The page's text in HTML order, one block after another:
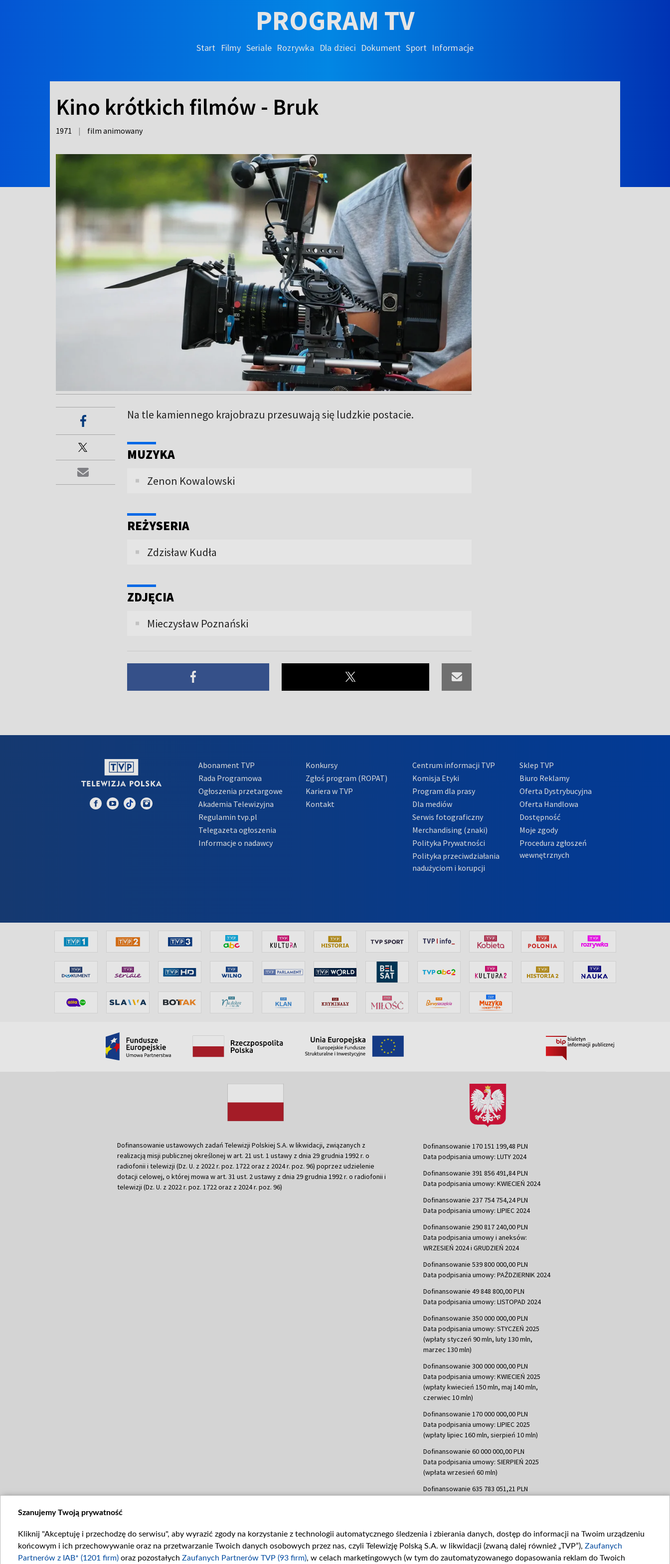
PROGRAM TV
Start Filmy Seriale Rozrywka Dla dzieci Dokument Sport Informacje
Kino krótkich filmów - Bruk
1971 | film animowany
Na tle kamiennego krajobrazu przesuwają się ludzkie postacie.
MUZYKA
Zenon Kowalowski
REŻYSERIA
Zdzisław Kudła
ZDJĘCIA
Mieczysław Poznański
Abonament TVP
Rada Programowa
Ogłoszenia przetargowe
Akademia Telewizyjna
Regulamin tvp.pl
Telegazeta ogłoszenia
Informacje o nadawcy
Konkursy
Zgłoś program (ROPAT)
Kariera w TVP
Kontakt
Centrum informacji TVP
Komisja Etyki
Program dla prasy
Dla mediów
Serwis fotograficzny
Merchandising (znaki)
Polityka Prywatności
Polityka przeciwdziałania
nadużyciom i korupcji
Sklep TVP
Biuro Reklamy
Oferta Dystrybucyjna
Oferta Handlowa
Dostępność
Moje zgody
Procedura zgłoszeń
wewnętrznych
Dofinansowanie ustawowych zadań Telewizji Polskiej S.A. w likwidacji, związanych z
realizacją misji publicznej określonej w art. 21 ust. 1 ustawy z dnia 29 grudnia 1992 r. o
radiofonii i telewizji (Dz. U. z 2022 r. poz. 1722 oraz z 2024 r. poz. 96) poprzez udzielenie
dotacji celowej, o której mowa w art. 31 ust. 2 ustawy z dnia 29 grudnia 1992 r. o radiofonii i
telewizji (Dz. U. z 2022 r. poz. 1722 oraz z 2024 r. poz. 96)
Dofinansowanie 170 151 199,48 PLN
Data podpisania umowy: LUTY 2024
Dofinansowanie 391 856 491,84 PLN
Data podpisania umowy: KWIECIEŃ 2024
Dofinansowanie 237 754 754,24 PLN
Data podpisania umowy: LIPIEC 2024
Dofinansowanie 290 817 240,00 PLN
Data podpisania umowy i aneksów:
WRZESIEŃ 2024 i GRUDZIEŃ 2024
Dofinansowanie 539 800 000,00 PLN
Data podpisania umowy: PAŹDZIERNIK 2024
Dofinansowanie 49 848 800,00 PLN
Data podpisania umowy: LISTOPAD 2024
Dofinansowanie 350 000 000,00 PLN
Data podpisania umowy: STYCZEŃ 2025
(wpłaty styczeń 90 mln, luty 130 mln,
marzec 130 mln)
Dofinansowanie 300 000 000,00 PLN
Data podpisania umowy: KWIECIEŃ 2025
(wpłaty kwiecień 150 mln, maj 140 mln,
czerwiec 10 mln)
Dofinansowanie 170 000 000,00 PLN
Data podpisania umowy: LIPIEC 2025
(wpłaty lipiec 160 mln, sierpień 10 mln)
Dofinansowanie 60 000 000,00 PLN
Data podpisania umowy: SIERPIEŃ 2025
(wpłata wrzesień 60 mln)
Dofinansowanie 635 783 051,21 PLN
Dofinansowanie 48 862 000,00 PLN
Data podpisania umowy: GRUDZIEŃ 2025
(wpłata grudzień 60,548 mln)
Szanujemy Twoją prywatność
Kliknij "Akceptuję i przechodzę do serwisu", aby wyrazić zgody na korzystanie z technologii automatycznego śledzenia i zbierania danych, dostęp do informacji na Twoim urządzeniu
końcowym i ich przechowywanie oraz na przetwarzanie Twoich danych osobowych przez nas, czyli Telewizję Polską S.A. w likwidacji (zwaną dalej również „TVP”), Zaufanych
Partnerów z IAB* (1201 firm) oraz pozostałych Zaufanych Partnerów TVP (93 firm), w celach marketingowych (w tym do zautomatyzowanego dopasowania reklam do Twoich